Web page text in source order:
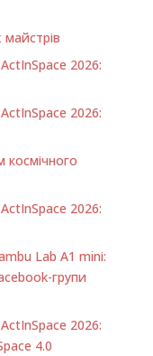
2026:
2026:
космічного
2026:
Lab A1 minі:
групи
2026:
4.0